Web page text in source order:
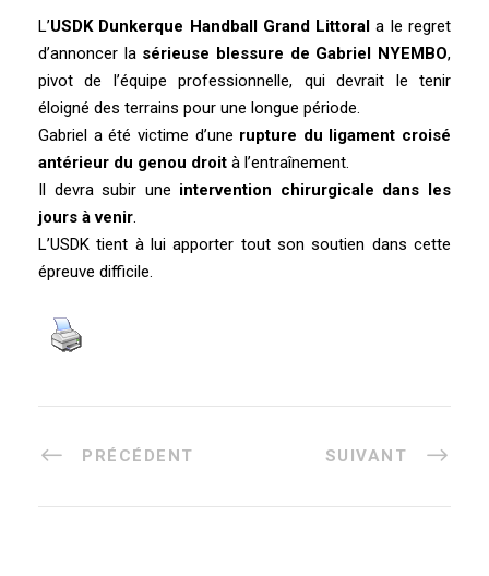
L’USDK Dunkerque Handball Grand Littorala le regret
d’annoncer la sérieuse blessure de Gabriel NYEMBO,
pivot de l’équipe professionnelle, qui devrait le tenir
éloigné des terrains pour une longue période.
Gabriel a été victime d’une rupture du ligament croisé
antérieur du genou droit à l’entraînement.
Il devra subir une intervention chirurgicale dans les
jours à venir.
L’USDK tient à lui apporter tout son soutien dans cette
épreuve difficile.
PRÉCÉDENT SUIVANT